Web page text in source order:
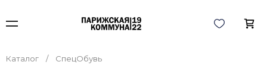
Каталог СпецОбувь